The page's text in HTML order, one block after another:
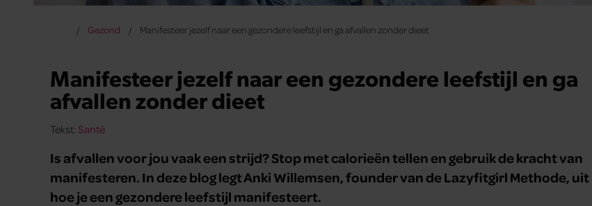
Gezond Manifesteer jezelf naar een gezondere leefstijl en ga afvallen zonder dieet
Manifesteer jezelf naar een gezondere leefstijl en ga
afvallen zonder dieet
Tekst: Santé
Is afvallen voor jou vaak een strijd? Stop met calorieën tellen en gebruik de kracht van
manifesteren. In deze blog legt Anki Willemsen, founder van de Lazyfitgirl Methode, uit
hoe je een gezondere leefstijl manifesteert.